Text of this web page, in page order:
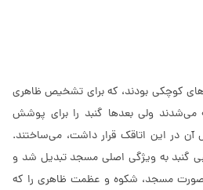
کوچکی بودند، که برای تشخیص ظاهری
می‌شدند ولی بعدها گنبد را برای پوشش
در این اتاقک قرار داشت، می‌ساختند.
گنبد به ویژگی اصلی مسجد تبدیل شد و
مسجد، شکوه و عظمت ظاهری را که